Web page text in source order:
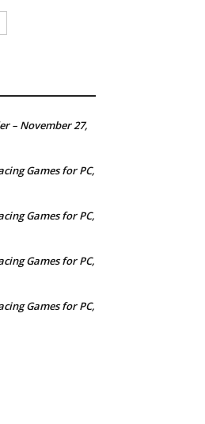
– November 27,
Games for PC,
Games for PC,
Games for PC,
Games for PC,